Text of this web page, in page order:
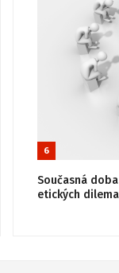
6
Současná
etických